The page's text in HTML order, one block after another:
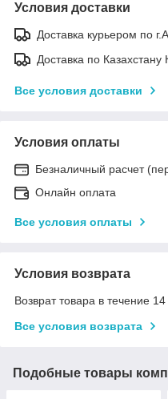
Условия доставки
Доставка курьером по
Доставка по Казахстану
Все условия доставки
Условия оплаты
Безналичный расчет
Онлайн оплата
Все условия оплаты
Условия возврата
Возврат товара в течение
Все условия возврата
Подобные товары